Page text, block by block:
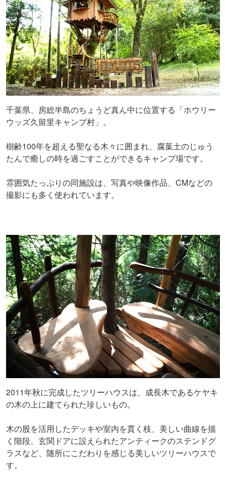
千葉県、房総半島のちょうど真ん中に位置する「ホウリー
ウッズ久留里キャンプ村」。
樹齢100年を超える聖なる木々に囲まれ、腐葉土のじゅう
たんで癒しの時を過ごすことができるキャンプ場です。
雰囲気たっぷりの同施設は、写真や映像作品、CMなどの
撮影にも多く使われています。
2011年秋に完成したツリーハウスは、成長木であるケヤキ
の木の上に建てられた珍しいもの。
木の股を活用したデッキや室内を貫く枝、美しい曲線を描
く階段、玄関ドアに設えられたアンティークのステンドグ
ラスなど、随所にこだわりを感じる美しいツリーハウスで
す。